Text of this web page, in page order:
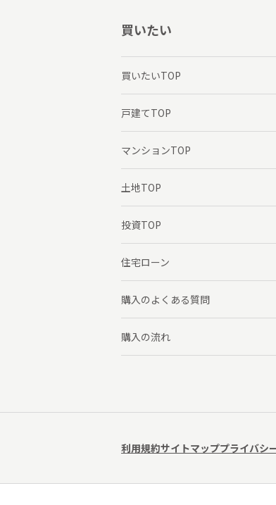
買いたい
買いたいTOP
戸建てTOP
マンションTOP
土地TOP
投資TOP
住宅ローン
購入のよくある質問
購入の流れ
利用規約サイトマッププライバシ